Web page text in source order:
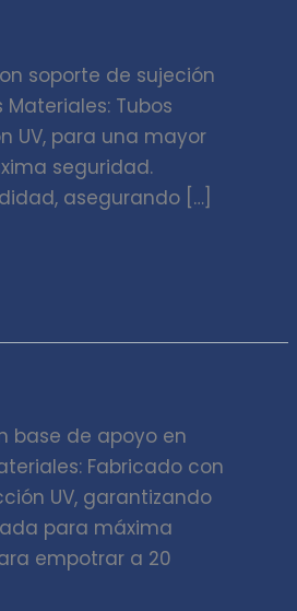
soporte de sujeción
Tubos
UV, para una mayor
seguridad.
asegurando […]
base de apoyo en
Fabricado con
UV, garantizando
para máxima
empotrar a 20